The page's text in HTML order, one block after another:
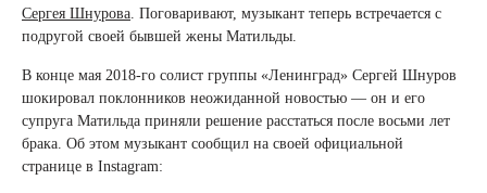
Сергея Шнурова. Поговаривают, музыкант теперь встречается с
подругой своей бывшей жены Матильды.
В конце мая 2018-го солист группы «Ленинград» Сергей Шнуров
шокировал поклонников неожиданной новостью — он и его
супруга Матильда приняли решение расстаться после восьми лет
брака. Об этом музыкант сообщил на своей официальной
странице в Instagram: